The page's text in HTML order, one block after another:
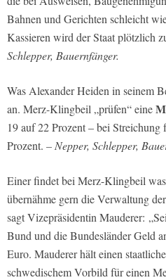
Bahnen und Gerichten schleicht
Kassieren wird der Staat plötzlich
Schlepper, Bauernfänger.
Was Alexander Heiden in seinem
an. Merz-Klingbeil „prüfen“ eine
19 auf 22 Prozent – bei
Prozent. – Nepper, Schlepper,
Einer findet bei Merz-Klingbeil
übernähme gern die Verwaltung der
sagt Vizepräsidentin Mauderer:
Bund und die Bundesländer Geld
Euro. Mauderer hält einen
schwedischem Vorbild für einen